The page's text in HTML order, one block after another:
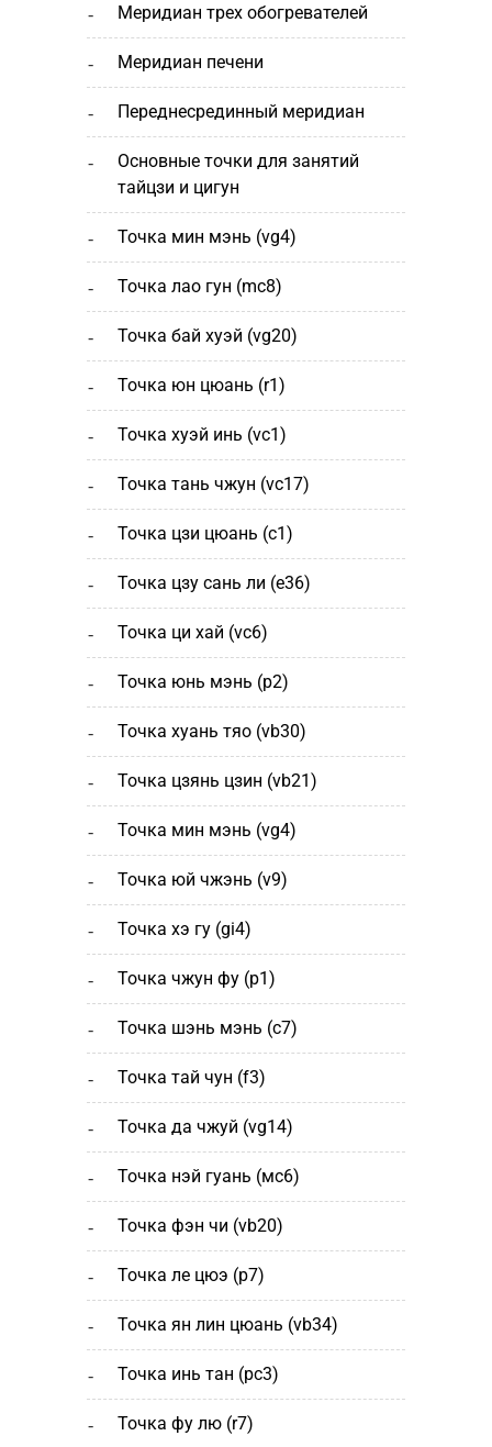
меридиан трех обогревателей
меридиан печени
переднесрединный меридиан
основные точки для занятий
тайцзи и цигун
точка мин мэнь (vg4)
точка лао гун (mc8)
точка бай хуэй (vg20)
точка юн цюань (r1)
точка хуэй инь (vc1)
точка тань чжун (vc17)
точка цзи цюань (с1)
точка цзу сань ли (e36)
точка ци хай (vc6)
точка юнь мэнь (р2)
точка хуань тяо (vb30)
точка цзянь цзин (vb21)
точка мин мэнь (vg4)
точка юй чжэнь (v9)
точка хэ гу (gi4)
точка чжун фу (p1)
точка шэнь мэнь (с7)
точка тай чун (f3)
точка да чжуй (vg14)
точка нэй гуань (мс6)
точка фэн чи (vb20)
точка ле цюэ (р7)
точка ян лин цюань (vb34)
точка инь тан (рс3)
точка фу лю (r7)